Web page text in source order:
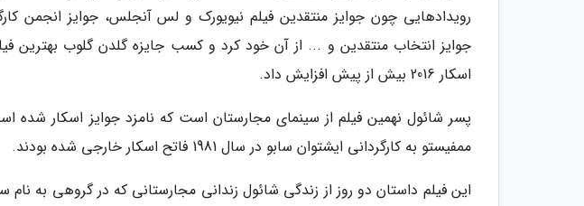
رویدادهایی چون جوایز منتقدین فیلم نیویورک و لس آنجلس، جوایز انجمن
جوایز انتخاب منتقدین و ... از آن خود کرد و کسب جایزه گلدن گلوب بهترین
اسکار 2016 بیش از پیش افزایش داد.
پسر شائول نهمین فیلم از سینمای مجارستان است که نامزد جوایز اسکار شده
ممفیستو به کارگردانی ایشتوان سابو در سال 1981 فاتح اسکار خارجی شده بودند.
این فیلم داستان دو روز از زندگی شائول زندانی مجارستانی که در گروهی به نام